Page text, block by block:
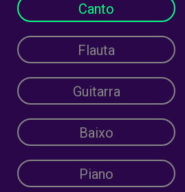
Canto
Flauta
Guitarra
Baixo
Piano